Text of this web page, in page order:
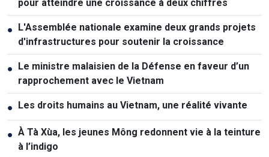
pour atteindre une croissance à deux chiffres
● L'Assemblée nationale examine deux grands projets
d'infrastructures pour soutenir la croissance
● Le ministre malaisien de la Défense en faveur d’un
rapprochement avec le Vietnam
● Les droits humains au Vietnam, une réalité vivante
● À Tà Xùa, les jeunes Mông redonnent vie à la teinture
à l’indigo